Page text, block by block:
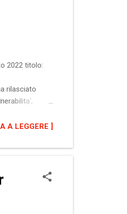
2022 titolo:
rilasciato
precedenti alla
A LEGGERE ]